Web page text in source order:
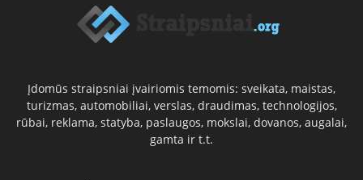
Įdomūs straipsniai įvairiomis temomis: sveikata, maistas,
turizmas, automobiliai, verslas, draudimas, technologijos,
rūbai, reklama, statyba, paslaugos, mokslai, dovanos, augalai,
gamta ir t.t.